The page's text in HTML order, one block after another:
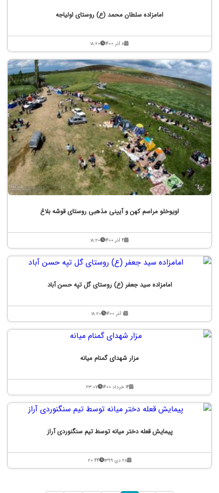
امامزاده سلطان محمد (ع) روستای اولیاجه
۸ آذر ۱۴۰۰ ۱۸:۲۰
اویوخلو مراسم کهن و آیینی مذهبی روستای قوشه بلاغ
۴ آذر ۱۴۰۰ ۱۸:۲۰
امامزاده سید جعفر (ع) روستای گل تپه حسن آباد
۱ آذر ۱۴۰۰ ۱۸:۲۰
مزار شهدای گمنام میانه
۱۴ خرداد ۱۴۰۰ ۲۳:۰۷
پیمایش قعله دختر میانه توسط تیم سنگنوردی آراز
۲۸ دی ۱۳۹۹ ۲۰:۴۴